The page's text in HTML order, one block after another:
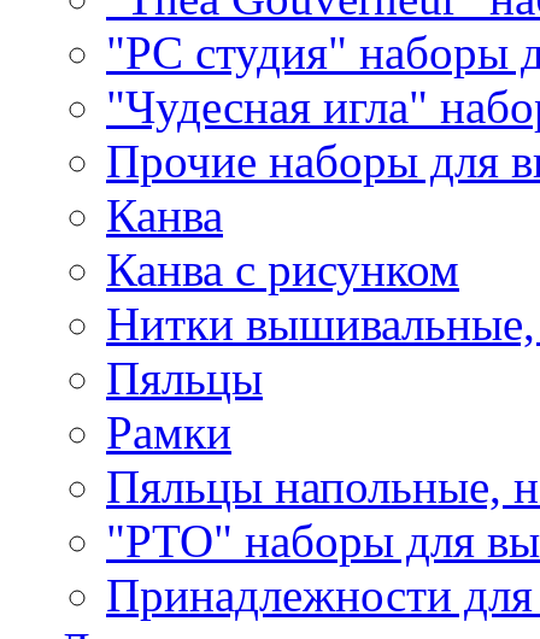
"РС студия" наборы
"Чудесная игла"
Прочие наборы для
Канва
Канва с рисунком
Нитки
Пяльцы
Рамки
Пяльцы напольные,
"РТО" наборы для
Принадлежности